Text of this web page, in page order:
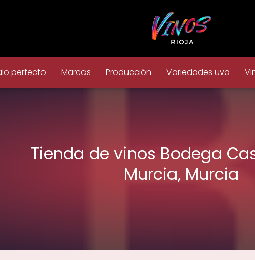
perfecto Marcas Producción Variedades uva
Tienda de vinos Bodega
Murcia, Murcia